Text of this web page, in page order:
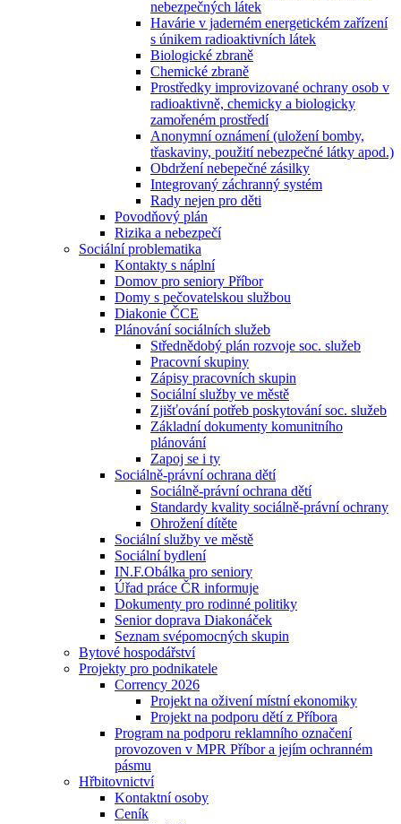
nebezpečných látek
Havárie v jaderném energetickém zařízení
s únikem radioaktivních látek
Biologické zbraně
Chemické zbraně
Prostředky improvizované ochrany osob v
radioaktivně, chemicky a biologicky
zamořeném prostředí
Anonymní oznámení (uložení bomby,
třaskaviny, použití nebezpečné látky apod.)
Obdržení nebepečné zásilky
Integrovaný záchranný systém
Rady nejen pro děti
Povodňový plán
Rizika a nebezpečí
Sociální problematika
Kontakty s náplní
Domov pro seniory Příbor
Domy s pečovatelskou službou
Diakonie ČCE
Plánování sociálních služeb
Střednědobý plán rozvoje soc. služeb
Pracovní skupiny
Zápisy pracovních skupin
Sociální služby ve městě
Zjišťování potřeb poskytování soc. služeb
Základní dokumenty komunitního
plánování
Zapoj se i ty
Sociálně-právní ochrana dětí
Sociálně-právní ochrana dětí
Standardy kvality sociálně-právní ochrany
Ohrožení dítěte
Sociální služby ve městě
Sociální bydlení
IN.F.Obálka pro seniory
Úřad práce ČR informuje
Dokumenty pro rodinné politiky
Senior doprava Diakonáček
Seznam svépomocných skupin
Bytové hospodářství
Projekty pro podnikatele
Corrency 2026
Projekt na oživení místní ekonomiky
Projekt na podporu dětí z Příbora
Program na podporu reklamního označení
provozoven v MPR Příbor a jejím ochranném
pásmu
Hřbitovnictví
Kontaktní osoby
Ceník